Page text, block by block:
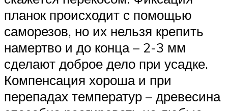
планок происходит с помощью
саморезов, но их нельзя крепить
намертво и до конца – 2-3 мм
сделают доброе дело при усадке.
Компенсация хороша и при
перепадах температур – древесина